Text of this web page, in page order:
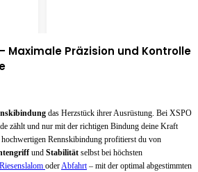
Maximale Präzision und Kontrolle
das Herzstück ihrer Ausrüstung. Bei XSPO
zählt und nur mit der richtigen Bindung deine Kraft
Rennskibindung profitierst du von
und Stabilität selbst bei höchsten
Riesenslalom oderAbfahrt– mit der optimal abgestimmten